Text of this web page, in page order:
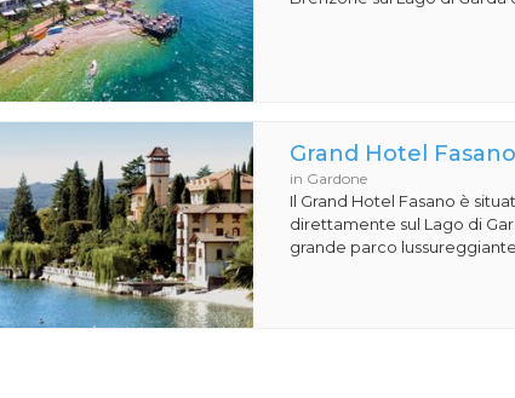
Grand Hotel Fasano
in Gardone
Il Grand Hotel Fasano è
direttamente sul Lago di
grande parco